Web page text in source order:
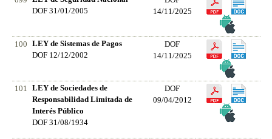
DOF 31/01/2005
14/11/2025
100
LEY de Sistemas de Pagos
DOF 12/12/2002
DOF
14/11/2025
101
LEY de Sociedades de
Responsabilidad Limitada de
Interés Público
DOF 31/08/1934
DOF
09/04/2012